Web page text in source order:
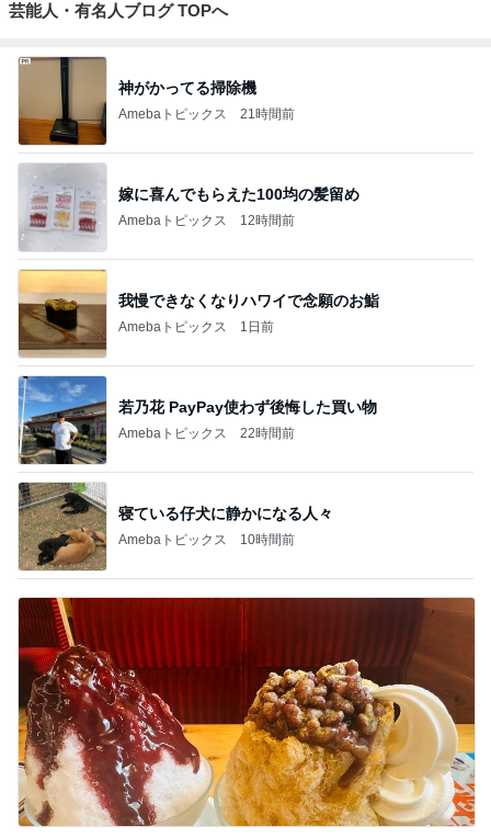
芸能人・有名人ブログ TOPへ
神がかってる掃除機
Amebaトピックス 21時間前
嫁に喜んでもらえた100均の髪留め
Amebaトピックス 12時間前
我慢できなくなりハワイで念願のお鮨
Amebaトピックス 1日前
若乃花 PayPay使わず後悔した買い物
Amebaトピックス 22時間前
寝ている仔犬に静かになる人々
Amebaトピックス 10時間前